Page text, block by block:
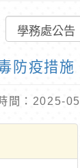
防疫措施
間：2025-